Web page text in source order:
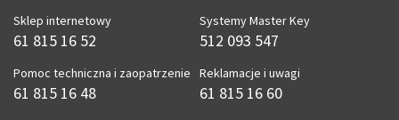
Sklep internetowy
61 815 16 52
Pomoc techniczna i zaopatrzenie
61 815 16 48
Systemy Master Key
512 093 547
Reklamacje i uwagi
61 815 16 60